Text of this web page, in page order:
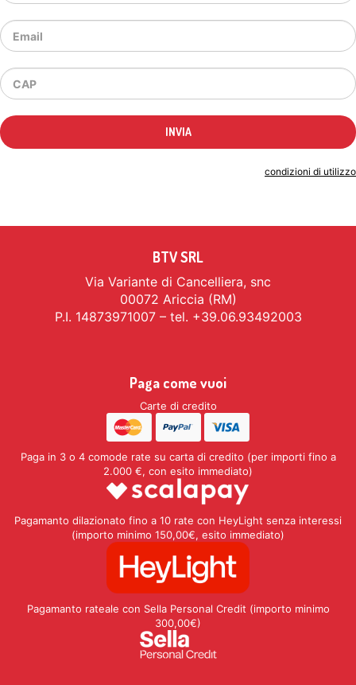
condizioni di utilizzo
BTV SRL
Via Variante di Cancelliera, snc
00072 Ariccia (RM)
P.I. 14873971007 – tel. +39.06.93492003
Paga come vuoi
Carte di credito
Paga in 3 o 4 comode rate su carta di credito (per importi fino a
2.000 €, con esito immediato)
Pagamanto dilazionato fino a 10 rate con HeyLight senza interessi
(importo minimo 150,00€, esito immediato)
Pagamanto rateale con Sella Personal Credit (importo minimo
300,00€)